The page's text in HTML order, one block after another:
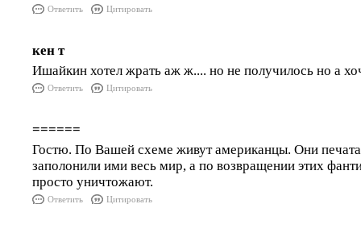
Ответить Цитировать
кен т
Ишайкин хотел жрать аж ж.... но не получилось но а
Ответить Цитировать
======
Гостю. По Вашей схеме живут американцы. Они
заполонили ими весь мир, а по возвращении этих
просто уничтожают.
Ответить Цитировать